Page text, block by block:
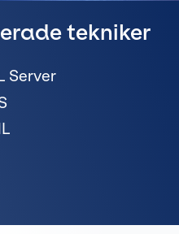
tekniker
Server